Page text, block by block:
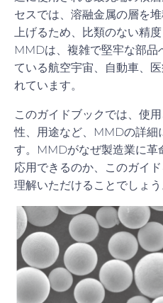
セスでは、溶融金属の層を
上げるため、比類のない精
MMDは、複雑で堅牢な部品
ている航空宇宙、自動車、
れています。
このガイドブックでは、使
性、用途など、MMDの詳細
す。MMDがなぜ製造業に革
応用できるのか、このガイ
理解いただけることでしょう